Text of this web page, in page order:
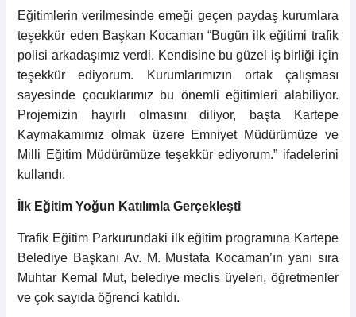
Eğitimlerin verilmesinde emeği geçen paydaş kurumlara
teşekkür eden Başkan Kocaman “Bugün ilk eğitimi trafik
polisi arkadaşımız verdi. Kendisine bu güzel iş birliği için
teşekkür ediyorum. Kurumlarımızın ortak çalışması
sayesinde çocuklarımız bu önemli eğitimleri alabiliyor.
Projemizin hayırlı olmasını diliyor, başta Kartepe
Kaymakamımız olmak üzere Emniyet Müdürümüze ve
Milli Eğitim Müdürümüze teşekkür ediyorum.” ifadelerini
kullandı.
İlk Eğitim Yoğun Katılımla Gerçekleşti
Trafik Eğitim Parkurundaki ilk eğitim programına Kartepe
Belediye Başkanı Av. M. Mustafa Kocaman’ın yanı sıra
Muhtar Kemal Mut, belediye meclis üyeleri, öğretmenler
ve çok sayıda öğrenci katıldı.